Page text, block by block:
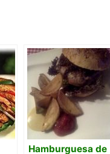
Hamburguesa de